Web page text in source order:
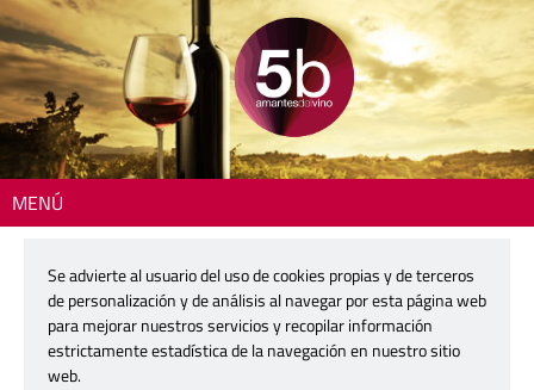
MENÚ
230727-pasion-de-bobal
27 julio, 2023
Se advierte al usuario del uso de cookies propias y de terceros
de personalización y de análisis al navegar por esta página web
para mejorar nuestros servicios y recopilar información
estrictamente estadística de la navegación en nuestro sitio
web.